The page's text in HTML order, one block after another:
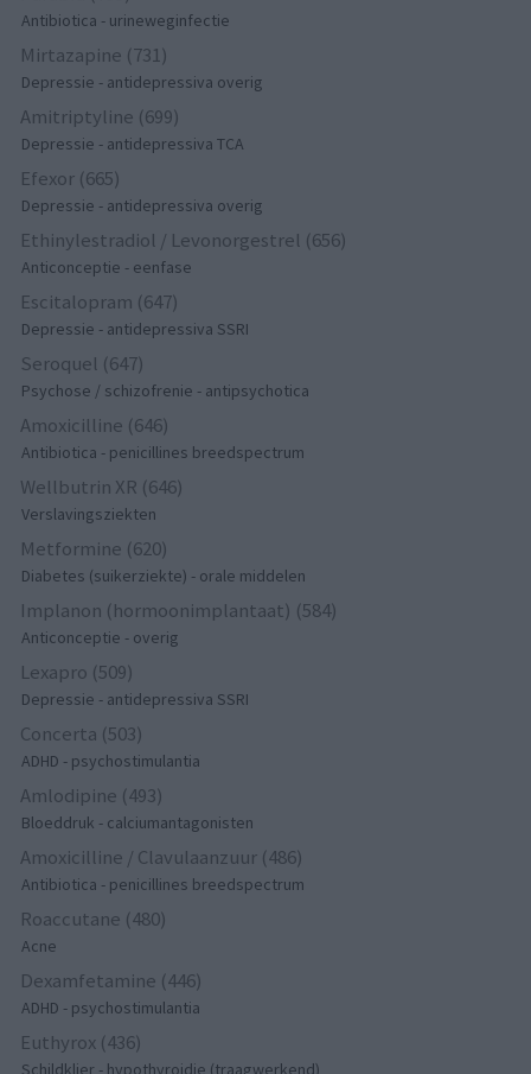
Antibiotica - urineweginfectie
Mirtazapine (731)
Depressie - antidepressiva overig
Amitriptyline (699)
Depressie - antidepressiva TCA
Efexor (665)
Depressie - antidepressiva overig
Ethinylestradiol / Levonorgestrel (656)
Anticonceptie - eenfase
Escitalopram (647)
Depressie - antidepressiva SSRI
Seroquel (647)
Psychose / schizofrenie - antipsychotica
Amoxicilline (646)
Antibiotica - penicillines breedspectrum
Wellbutrin XR (646)
Verslavingsziekten
Metformine (620)
Diabetes (suikerziekte) - orale middelen
Implanon (hormoonimplantaat) (584)
Anticonceptie - overig
Lexapro (509)
Depressie - antidepressiva SSRI
Concerta (503)
ADHD - psychostimulantia
Amlodipine (493)
Bloeddruk - calciumantagonisten
Amoxicilline / Clavulaanzuur (486)
Antibiotica - penicillines breedspectrum
Roaccutane (480)
Acne
Dexamfetamine (446)
ADHD - psychostimulantia
Euthyrox (436)
Schildklier - hypothyroidie (traagwerkend)